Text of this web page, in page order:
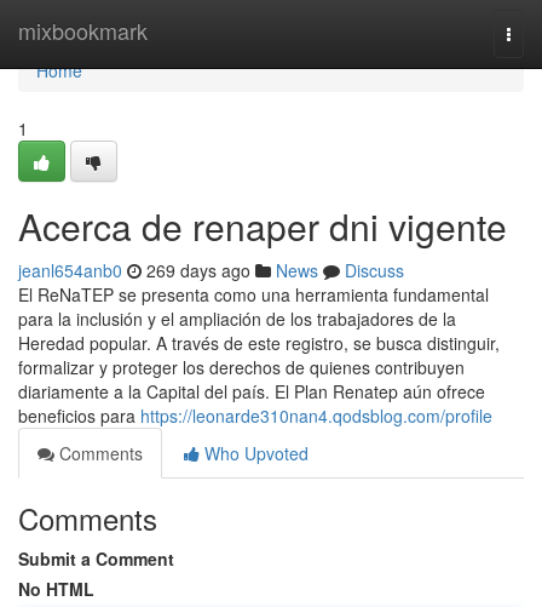
mixbookmark
Home
Home
1
Acerca de renaper dni vigente
jeanl654anb0 269 days ago News
Discuss
El⁣ ReNaTEP se presenta como ‍una ⁣herramienta fundamental
para la inclusión y el ampliación de los trabajadores de la
Heredad popular. ⁣A través de este registro,⁣ se busca distinguir,
formalizar y proteger los derechos de quienes contribuyen
diariamente a la Capital del país. El Plan Renatep aún ofrece
beneficios para https://leonarde310nan4.qodsblog.com/profile
Comments
Who Upvoted
Comments
Submit a Comment
No HTML